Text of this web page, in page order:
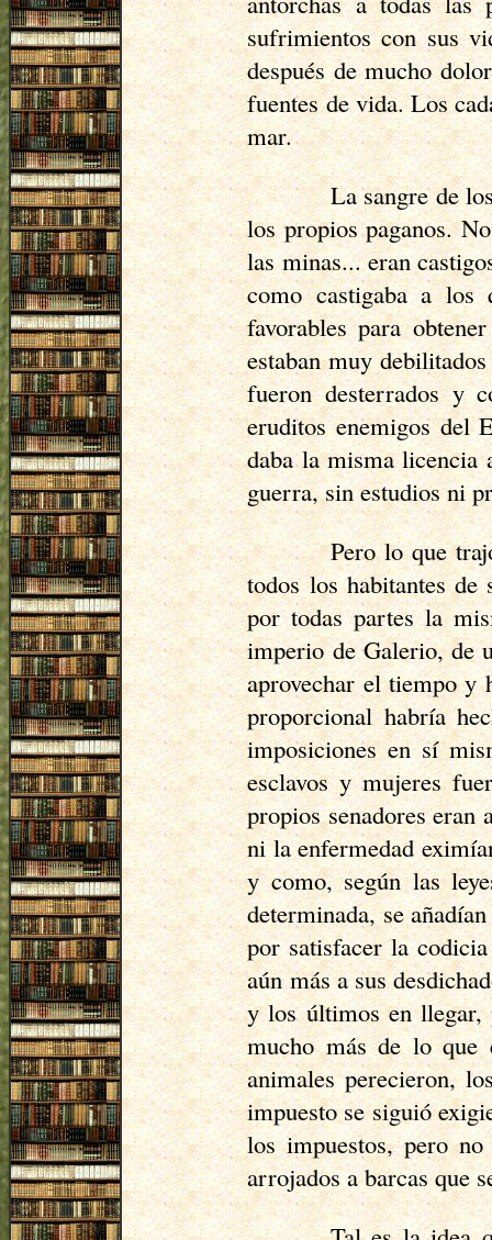
sufrimientos con sus
después de mucho
fuentes de vida. Los
mar.
La sangre de
los propios paganos.
las minas... eran
como castigaba a los
favorables para
estaban muy
fueron desterrados y
eruditos enemigos del
daba la misma licencia
guerra, sin estudios ni
Pero lo que
todos los habitantes
por todas partes la
imperio de Galerio, de
aprovechar el tiempo y
proporcional habría
imposiciones en sí
esclavos y mujeres
propios senadores
ni la enfermedad
y como, según las
determinada, se
por satisfacer la
aún más a sus
y los últimos en llegar,
mucho más de lo que
animales perecieron,
impuesto se siguió
los impuestos, pero
arrojados a barcas que